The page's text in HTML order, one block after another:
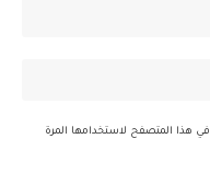
في هذا المتصفح لاستخدامها المرة